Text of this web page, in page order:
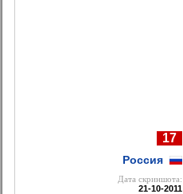
17
Россия
Дата cкриншота:
21-10-2011